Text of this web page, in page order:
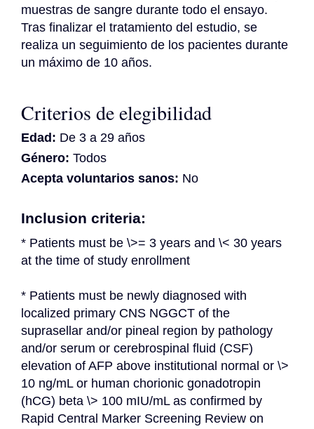
muestras de sangre durante todo el ensayo.
Tras finalizar el tratamiento del estudio, se
realiza un seguimiento de los pacientes durante
un máximo de 10 años.
Criterios de elegibilidad
Edad: De 3 a 29 años
Género: Todos
Acepta voluntarios sanos: No
Inclusion criteria:
* Patients must be \>= 3 years and \< 30 years
at the time of study enrollment
* Patients must be newly diagnosed with
localized primary CNS NGGCT of the
suprasellar and/or pineal region by pathology
and/or serum or cerebrospinal fluid (CSF)
elevation of AFP above institutional normal or \>
10 ng/mL or human chorionic gonadotropin
(hCG) beta \> 100 mIU/mL as confirmed by
Rapid Central Marker Screening Review on